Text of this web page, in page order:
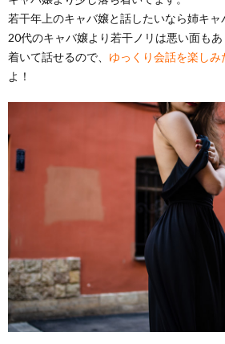
若干年上のキャバ嬢と話したいなら姉キャ
20代のキャバ嬢より若干ノリは悪い面も
着いて話せるので、 ゆっくり会話を楽しみ
よ！